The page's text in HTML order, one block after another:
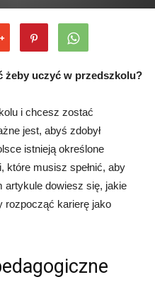
żeby uczyć w przedszkolu?
i chcesz zostać
jest, abyś zdobył
istnieją określone
które musisz spełnić, aby
dowiesz się, jakie
rozpocząć karierę jako